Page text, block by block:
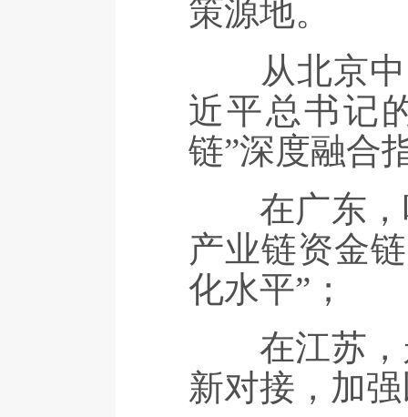
策源地。
从北京中
近平总书记
链”深度融合
在广东，听
产业链资金
化水平”；
在江苏，走
新对接，加